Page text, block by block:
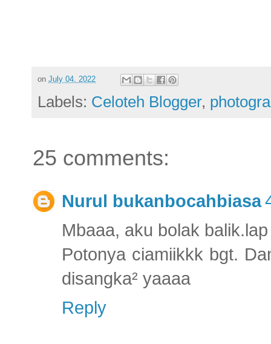
on July 04, 2022
Labels: Celoteh Blogger,
25 comments:
Nurul bukanbocahbiasa
Mbaaa, aku bolak
Potonya ciamiikkk bgt.
disangka² yaaaa
Reply